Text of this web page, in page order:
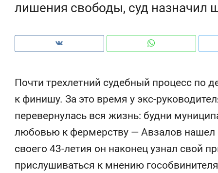
лишения свободы, суд назначил
Почти трехлетний судебный процесс по
к финишу. За это время у экс-
перевернулась вся жизнь: будни
любовью к фермерству — Авзалов нашел
своего 43-летия он наконец узнал свой
прислушиваться к мнению
Не только про еду: как
гастрокомплекс «Кайт»
задает новый ритм
Элитный
и бренд
гарант
«Баркли»